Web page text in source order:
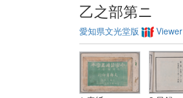
乙之部第ニ
愛知県文光堂版 Viewer